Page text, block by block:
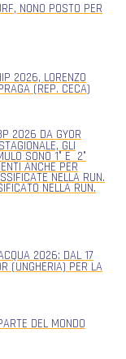
NONO POSTO PER
2026, LORENZO
(REP. CECA)
2026 DA GYOR
GLI
SONO 1° E 2°
ANCHE PER
NELLA RUN.
NELLA RUN.
2026: DAL 17
(UNGHERIA) PER LA
DEL MONDO